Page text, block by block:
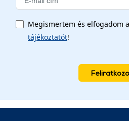
Megismertem és elfogadom
tájékoztatót!